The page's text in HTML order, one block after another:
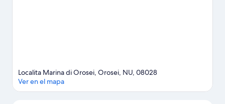
Localita Marina di Orosei, Orosei, NU, 08028
Ver en el mapa